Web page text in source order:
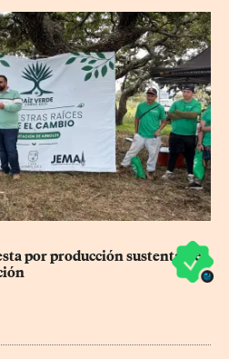
por producción sustentable